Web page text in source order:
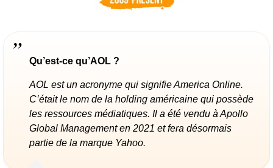
Qu’est-ce qu’AOL ?
AOL est un acronyme qui signifie America Online.
C’était le nom de la holding américaine qui possède
les ressources médiatiques. Il a été vendu à Apollo
Global Management en 2021 et fera désormais
partie de la marque Yahoo.